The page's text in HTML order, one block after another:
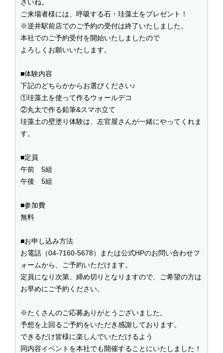
さいね。
ご来場者様には、呼吸する石・珪藻土をプレゼント！
※逆井駅前店でのご予約の受付は終了いたしました。
本社でのご予約受付を開始いたしましたので
よろしくお願いいたします。
■体験内容
下記のどちらかからお選びください♪
①珪藻土を使って作るウォールデコ
②丸太で作る鉛筆&スマホ立て
珪藻土の壁塗り体験は、左官屋さんが一緒にやってくれま
す。
■定員
午前 5組
午後 5組
■参加費
無料
■お申し込み方法
お電話（04-7160-5678）または公式HPのお問い合わせフ
ォームから、ご予約いただけます。
定員になり次第、締め切りとなりますので、ご希望の方は
お早めにご予約ください。
※たくさんのご応募ありがとうございました。
予想を上回るご予約をいただき感謝しております。
できるだけ皆様に楽しんでいただけるよう
同内容イベントを本社でも開催することにいたしました！